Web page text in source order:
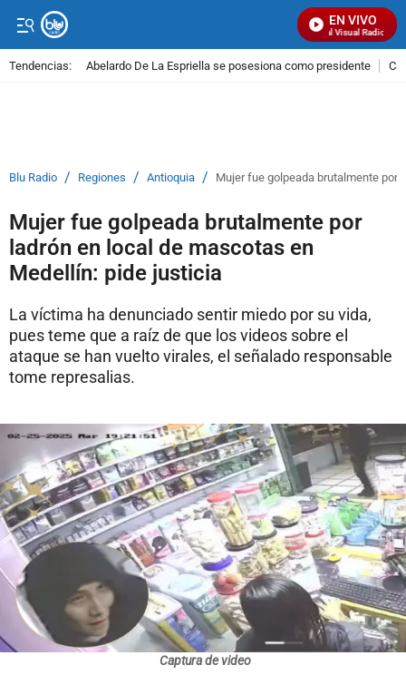
EN VIVO
Señal Visual Radio
Tendencias: Abelardo De La Espriella se posesiona como presidente
Blu Radio / Regiones / Antioquia / Mujer fue golpeada brutalmente por
Mujer fue golpeada brutalmente por
ladrón en local de mascotas en
Medellín: pide justicia
La víctima ha denunciado sentir miedo por su vida,
pues teme que a raíz de que los videos sobre el
ataque se han vuelto virales, el señalado responsable
tome represalias.
Captura de video